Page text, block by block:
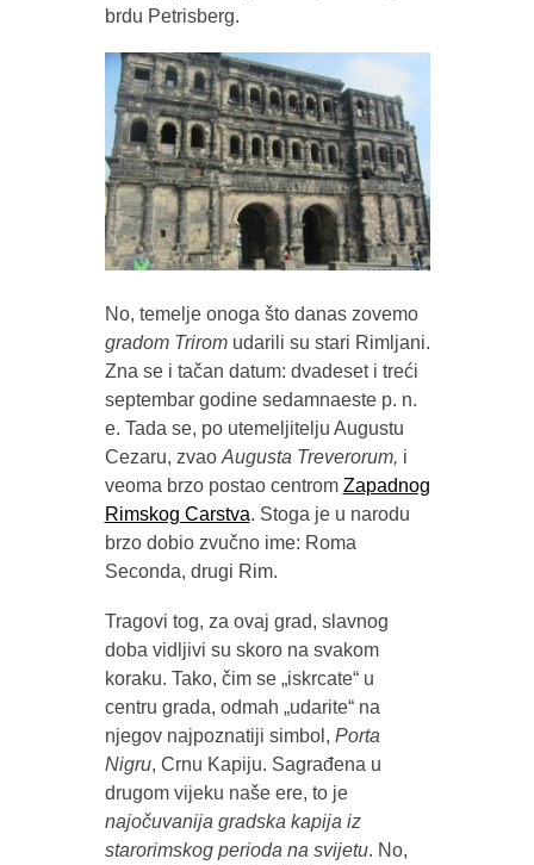
brdu Petrisberg.
No, temelje onoga što danas zovemo
gradom Trirom udarili su stari Rimljani.
Zna se i tačan datum: dvadeset i treći
septembar godine sedamnaeste p. n.
e. Tada se, po utemeljitelju Augustu
Cezaru, zvao Augusta Treverorum, i
veoma brzo postao centrom Zapadnog
Rimskog Carstva. Stoga je u narodu
brzo dobio zvučno ime: Roma
Seconda, drugi Rim.
Tragovi tog, za ovaj grad, slavnog
doba vidljivi su skoro na svakom
koraku. Tako, čim se „iskrcate“ u
centru grada, odmah „udarite“ na
njegov najpoznatiji simbol, Porta
Nigru, Crnu Kapiju. Sagrađena u
drugom vijeku naše ere, to je
najočuvanija gradska kapija iz
starorimskog perioda na svijetu. No,